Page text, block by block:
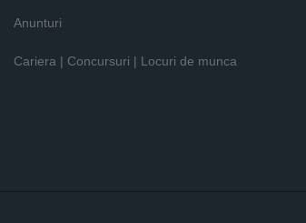
Anunturi
Cariera | Concursuri | Locuri de munca